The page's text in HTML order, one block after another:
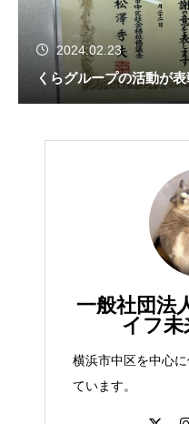
2024.02.23
くらグループの活動が
一般社団法
イフ未
横浜市中区を中心
ています。